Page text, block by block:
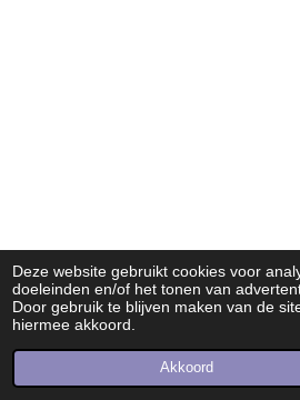
Deze website gebruikt cookies voor
doeleinden en/of het tonen van
Door gebruik te blijven maken van de
hiermee akkoord.
Akkoord
© 2016 - 2026 dvendo | knowledge in endodontics
E-mailadres